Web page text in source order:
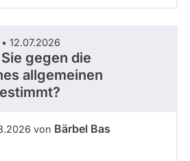
12.07.2026
gegen die
allgemeinen
von Bärbel Bas